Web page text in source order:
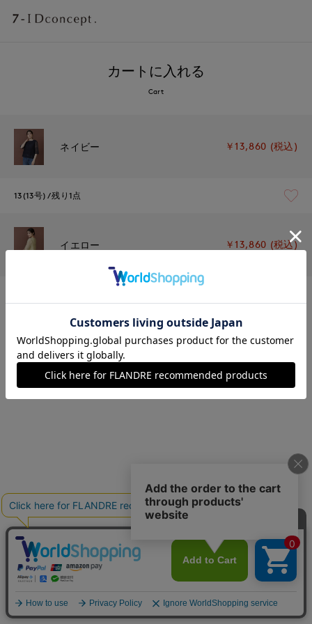
カートに入れる
Cart
ネイビー ￥13,860 (税込)
13(13号) 残り1点
イエロー ￥13,860 (税込)